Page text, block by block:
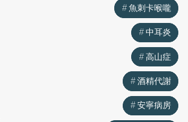
魚刺卡喉嚨
中耳炎
高山症
酒精代謝
安寧病房
魚刺卡喉嚨
中耳炎
高山症
酒精代謝
安寧病房